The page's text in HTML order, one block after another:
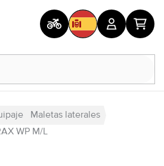
Maletas laterales
WP M/L